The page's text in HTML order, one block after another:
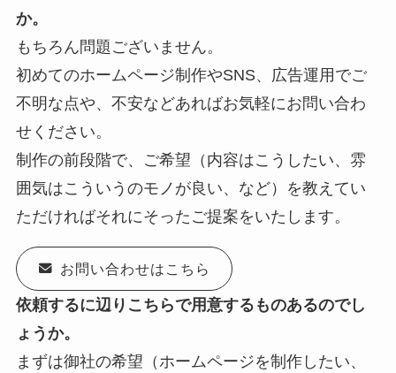
か。
もちろん問題ございません。
初めてのホームページ制作やSNS、広告運用でご
不明な点や、不安などあればお気軽にお問い合わ
せください。
制作の前段階で、ご希望（内容はこうしたい、雰
囲気はこういうのモノが良い、など）を教えてい
ただければそれにそったご提案をいたします。
お問い合わせはこちら
依頼するに辺りこちらで用意するものあるのでし
ょうか。
まずは御社の希望（ホームページを制作したい、